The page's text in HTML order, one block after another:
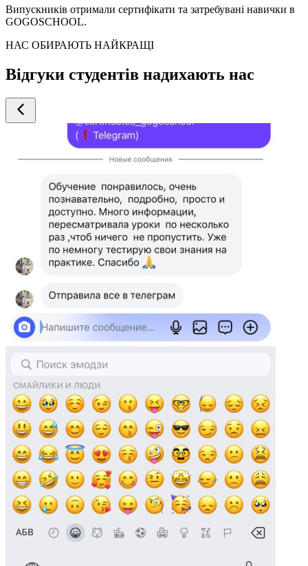
Випускників отримали сертифікати та затребувані навички в
GOGOSCHOOL.
НАС ОБИРАЮТЬ НАЙКРАЩІ
Відгуки студентів надихають нас